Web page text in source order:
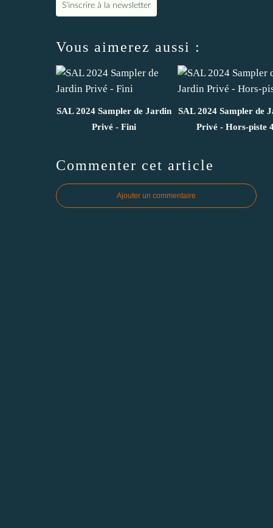
S'inscrire à la newsletter
Vous aimerez aussi :
SAL 2024 Sampler de Jardin
Privé - Fini
SAL 2024 Sampler de
Privé - Hors-piste
Commenter cet article
Ajouter un commentaire